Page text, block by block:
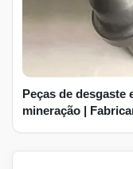
Peças de desgaste
mineração |